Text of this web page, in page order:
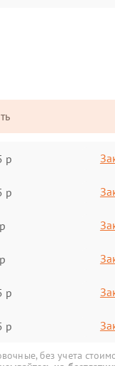
р
р
р
р
без учета